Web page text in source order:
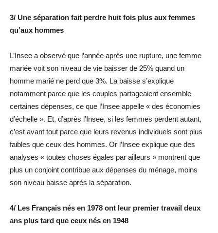
3/ Une séparation fait perdre huit fois plus aux femmes
qu’aux hommes
L’Insee a observé que l’année après une rupture, une femme
mariée voit son niveau de vie baisser de 25% quand un
homme marié ne perd que 3%. La baisse s’explique
notamment parce que les couples partageaient ensemble
certaines dépenses, ce que l’Insee appelle « des économies
d’échelle ». Et, d’après l’Insee, si les femmes perdent autant,
c’est avant tout parce que leurs revenus individuels sont plus
faibles que ceux des hommes. Or l’Insee explique que des
analyses « toutes choses égales par ailleurs » montrent que
plus un conjoint contribue aux dépenses du ménage, moins
son niveau baisse après la séparation.
4/ Les Français nés en 1978 ont leur premier travail deux
ans plus tard que ceux nés en 1948